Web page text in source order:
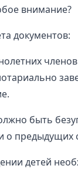
внимание?
документов:
быть
о
детей